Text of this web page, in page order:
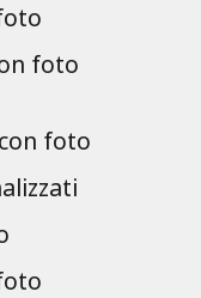
foto
foto